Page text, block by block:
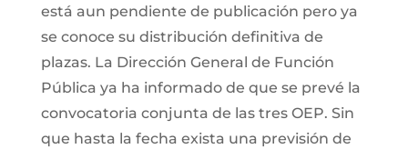
está aun pendiente de publicación pero ya
se conoce su distribución definitiva de
plazas. La Dirección General de Función
Pública ya ha informado de que se prevé la
convocatoria conjunta de las tres OEP. Sin
que hasta la fecha exista una previsión de